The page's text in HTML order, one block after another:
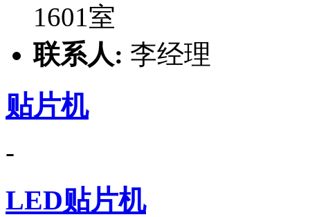
1601室
联系人: 李经理
贴片机
-
LED贴片机